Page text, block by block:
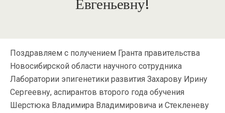
Евгеньевну!
Поздравляем с получением Гранта правительства
Новосибирской области научного сотрудника
Лаборатории эпигенетики развития Захарову Ирину
Сергеевну, аспирантов второго года обучения
Шерстюка Владимира Владимировича и Стекленеву